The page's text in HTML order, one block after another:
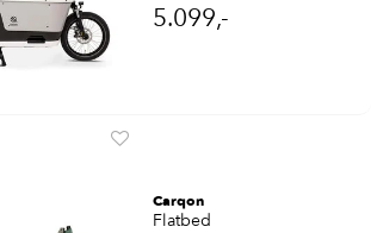
5.099,-
Carqon
Flatbed